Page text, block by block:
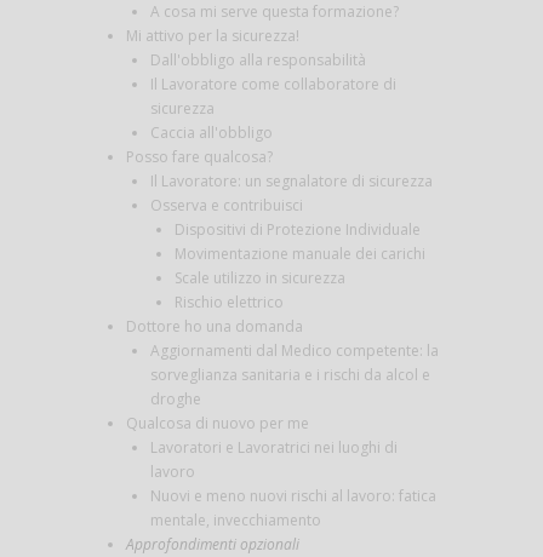
A cosa mi serve questa formazione?
Mi attivo per la sicurezza!
Dall'obbligo alla responsabilità
Il Lavoratore come collaboratore di
sicurezza
Caccia all'obbligo
Posso fare qualcosa?
Il Lavoratore: un segnalatore di sicurezza
Osserva e contribuisci
Dispositivi di Protezione Individuale
Movimentazione manuale dei carichi
Scale utilizzo in sicurezza
Rischio elettrico
Dottore ho una domanda
Aggiornamenti dal Medico competente: la
sorveglianza sanitaria e i rischi da alcol e
droghe
Qualcosa di nuovo per me
Lavoratori e Lavoratrici nei luoghi di
lavoro
Nuovi e meno nuovi rischi al lavoro: fatica
mentale, invecchiamento
Approfondimenti opzionali